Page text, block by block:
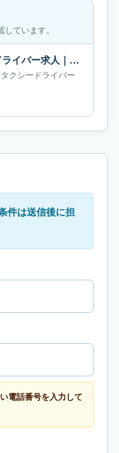
ています。
東鉄タクシー株式会社のタクシードライバー求人｜岐阜県多治見市｜月給61万円
タクシードライバー
件は送信後に担
電話番号を入力して